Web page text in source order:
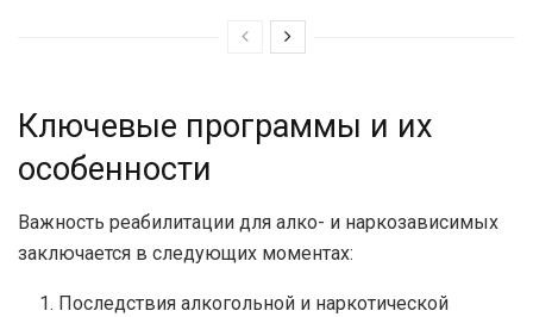
Ключевые программы и их
особенности
Важность реабилитации для алко- и наркозависимых
заключается в следующих моментах:
Последствия алкогольной и наркотической